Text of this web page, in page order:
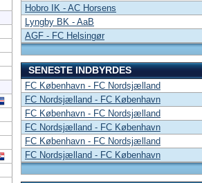
Hobro IK - AC Horsens
Lyngby BK - AaB
AGF - FC Helsingør
SENESTE INDBYRDES
FC København - FC Nordsjælland
FC Nordsjælland - FC København
FC København - FC Nordsjælland
FC Nordsjælland - FC København
FC København - FC Nordsjælland
FC Nordsjælland - FC København